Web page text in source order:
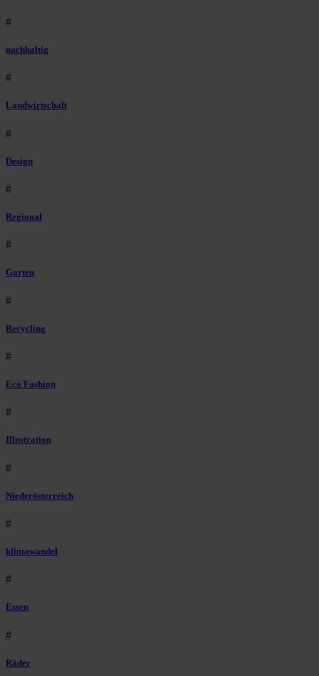
#
nachhaltig
#
Landwirtschaft
#
Design
#
Regional
#
Garten
#
Recycling
#
Eco Fashion
#
Illustration
#
Niederösterreich
#
klimawandel
#
Essen
#
Räder